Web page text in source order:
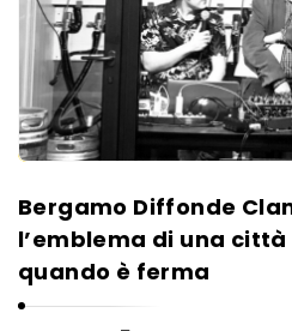
Bergamo Diffonde
l’emblema di una
quando è ferma